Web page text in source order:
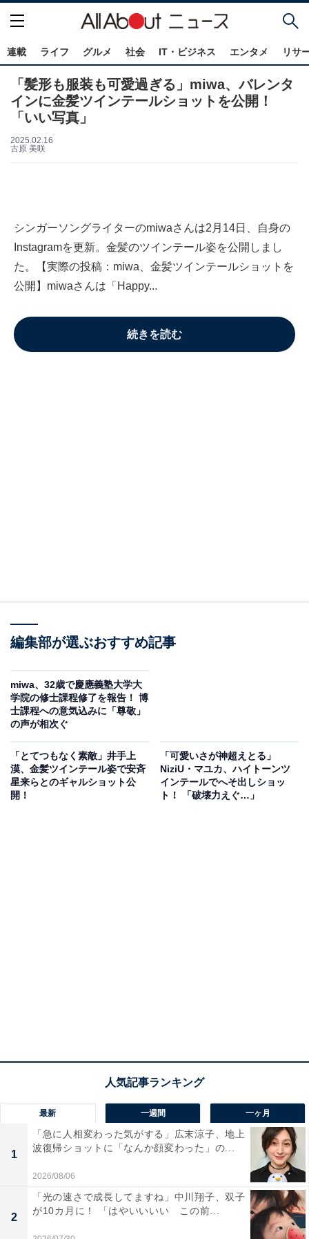
連載 ライフ グルメ 社会 IT・ビジネス エンタメ リサ
「髪形も服装も可愛過ぎる」miwa、バレンタ
インに金髪ツインテールショットを公開！
「いい写真」
2025.02.16
古原 美咲
シンガーソングライターのmiwaさんは2月14日、自身の
Instagramを更新。金髪のツインテール姿を公開しまし
た。【実際の投稿：miwa、金髪ツインテールショットを
公開】miwaさんは「Happy...
続きを読む
編集部が選ぶおすすめ記事
miwa、32歳で慶應義塾大学大
学院の修士課程修了を報告！ 博
士課程への意気込みに「尊敬」
の声が相次ぐ
「とてつもなく素敵」井手上
漠、金髪ツインテール姿で安斉
星来らとのギャルショット公
開！
「可愛いさが神超えとる」
NiziU・マユカ、ハイトーンツ
インテールでへそ出しショッ
ト！ 「破壊力えぐ…」
最新 一週間 一ヶ月
1
「急に人相変わった気がする」広末涼子、地上
波復帰ショットに「なんか顔変わった」の...
2026/08/06
2
「光の速さで成長してますね」中川翔子、双子
が10カ月に！ 「はやいいいい この前...